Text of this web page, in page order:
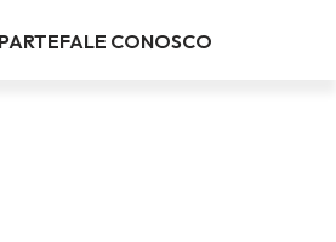
FALE CONOSCO